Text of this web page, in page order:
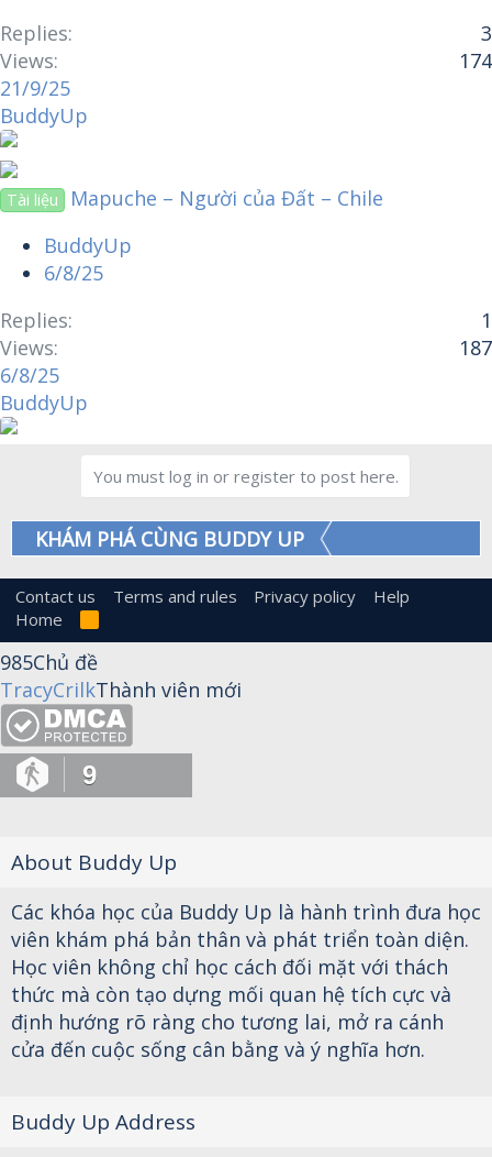
Replies
3
Views
174
21/9/25
BuddyUp
Tài liệu
Mapuche – Người của Đất – Chile
BuddyUp
6/8/25
Replies
1
Views
187
6/8/25
BuddyUp
You must log in or register to post here.
KHÁM PHÁ CÙNG BUDDY UP
Contact us Terms and rules Privacy policy
Help
Home
R
S
985Chủ đề
TracyCrilkThành viên mới
9
About Buddy Up
Các khóa học của Buddy Up là hành trình đưa học
viên khám phá bản thân và phát triển toàn diện.
Học viên không chỉ học cách đối mặt với thách
thức mà còn tạo dựng mối quan hệ tích cực và
định hướng rõ ràng cho tương lai, mở ra cánh
cửa đến cuộc sống cân bằng và ý nghĩa hơn.
Buddy Up Address